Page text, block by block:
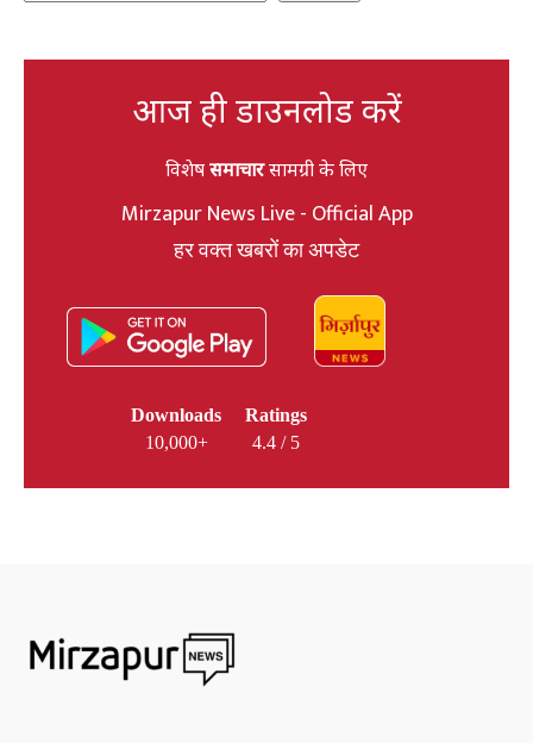
आज ही डाउनलोड करें
विशेषसमाचारसामग्री के लिए
Mirzapur News Live - Official App
हर वक्त खबरों का अपडेट
Downloads
10,000+
Ratings
4.4 / 5